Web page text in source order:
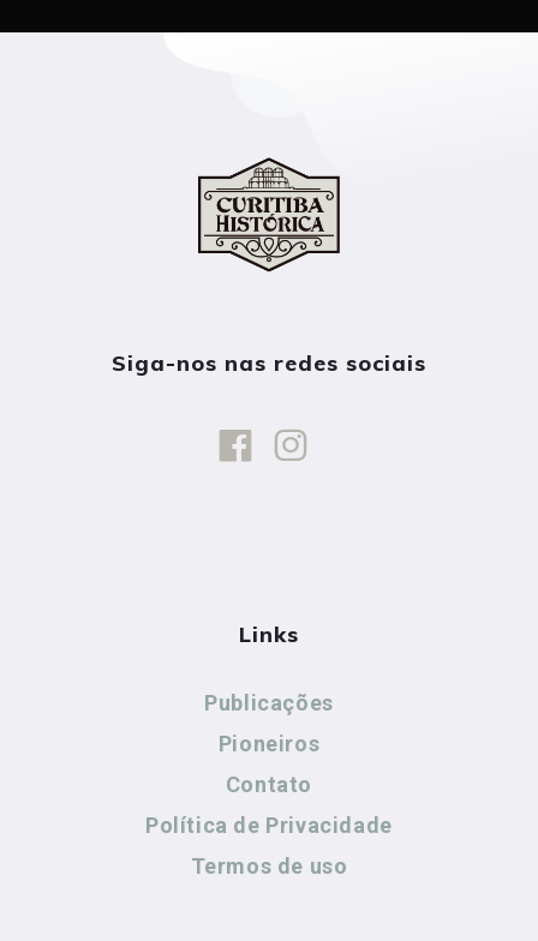
Siga-nos nas redes sociais
Links
Publicações
Pioneiros
Contato
Política de Privacidade
Termos de uso